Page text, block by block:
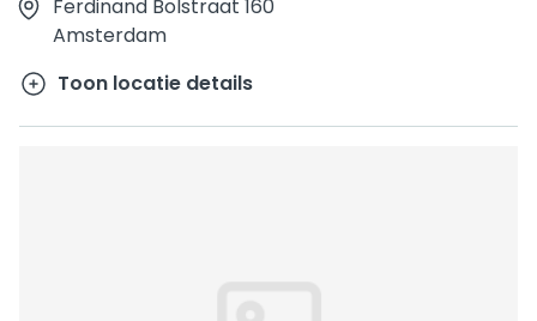
Ferdinand Bolstraat 160
Amsterdam
Toon locatie details